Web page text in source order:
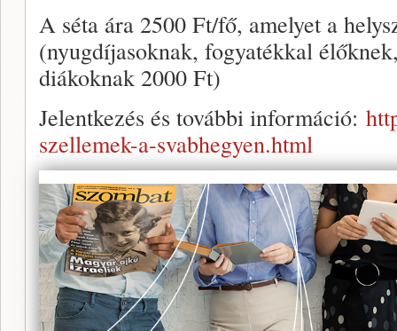
A séta ára 2500 Ft/fő, amelyet a
(nyugdíjasoknak, fogyatékkal
diákoknak 2000 Ft)
Jelentkezés és további információ:
szellemek-a-svabhegyen.html